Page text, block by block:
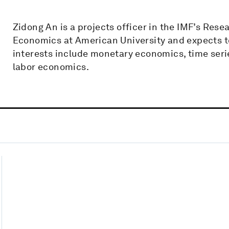
Zidong An is a projects officer in the IMF’s
Economics at American University and expects
interests include monetary economics, time
labor economics.